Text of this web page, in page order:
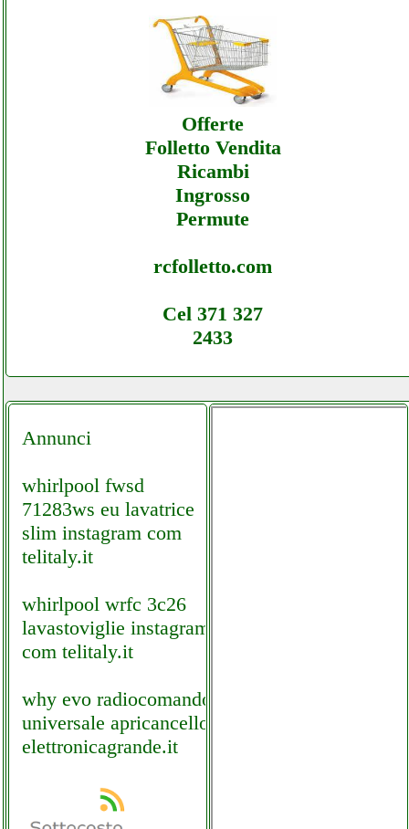
Electronic-sud - Assistenza Ecommerce
Electronic-sud - Assistenza
Offerte
Folletto Vendita
Ricambi
Ingrosso
Permute
rcfolletto.com
Cel 371 327
2433
Annunci
whirlpool fwsd
71283ws eu lavatrice
slim instagram com
telitaly.it
whirlpool wrfc 3c26
lavastoviglie instagram
com telitaly.it
why evo radiocomando
universale apricancello
elettronicagrande.it